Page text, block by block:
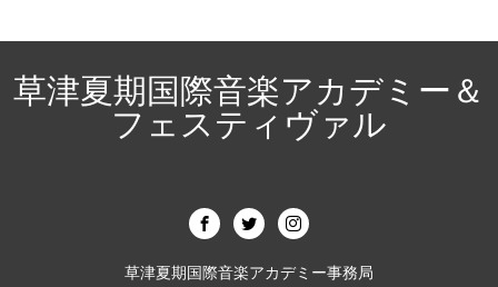
草津夏期国際音楽アカデミー＆
フェスティヴァル
草津夏期国際音楽アカデミー事務局